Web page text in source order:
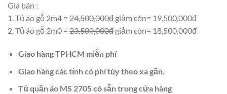
Giá bán :
1. Tủ áo gỗ 2m4 = 24,500,000đ giảm còn= 19,500,000đ
2. Tủ áo gỗ 2m0 = 23,500,000đ giảm còn= 18,500,000đ
Giao hàng TPHCM miễn phí
Giao hàng các tỉnh có phí tùy theo xa gần.
Tủ quần áo MS 2705 có sẵn trong cửa hàng